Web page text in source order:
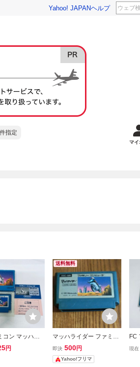
Yahoo! JAPANヘルプ
指定
マイ
コン マッハラ
ト 箱説付 起
円
送料無料
マッハライダー ファミコ
ン FC Nintendo
即決 500円
Yahoo!フリマ
FC
ッ
現在